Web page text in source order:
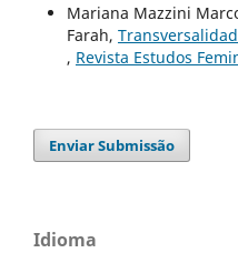
Mariana Mazzini
Farah,
, Revista Estudos
Enviar Submissão
Idioma